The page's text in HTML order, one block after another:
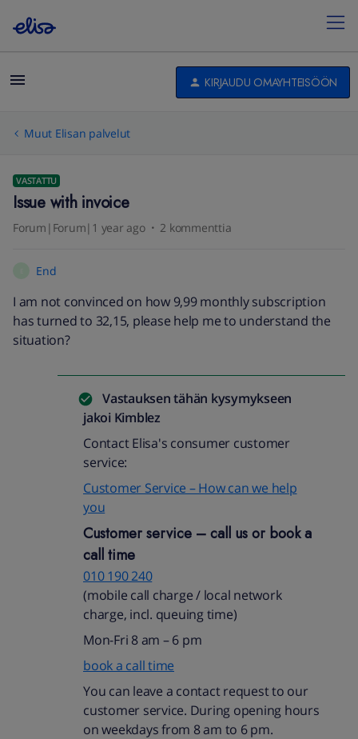
KIRJAUDU OMAYHTEISÖÖN
Muut Elisan palvelut
VASTATTU
Issue with invoice
Forum|Forum|1 year ago 2 kommenttia
End
I am not convinced on how 9,99 monthly subscription
has turned to 32,15, please help me to understand the
situation?
Vastauksen tähän kysymykseen
jakoi Kimblez
Contact Elisa's consumer customer
service:
Customer Service – How can we help
you
Customer service – call us or book a
call time
010 190 240​
(mobile call charge / local network
charge, incl. queuing time)​
Mon-Fri 8 am –6 pm
book a call time
You can leave a contact request to our
customer service. During opening hours
on weekdays from 8 am to 6 pm.